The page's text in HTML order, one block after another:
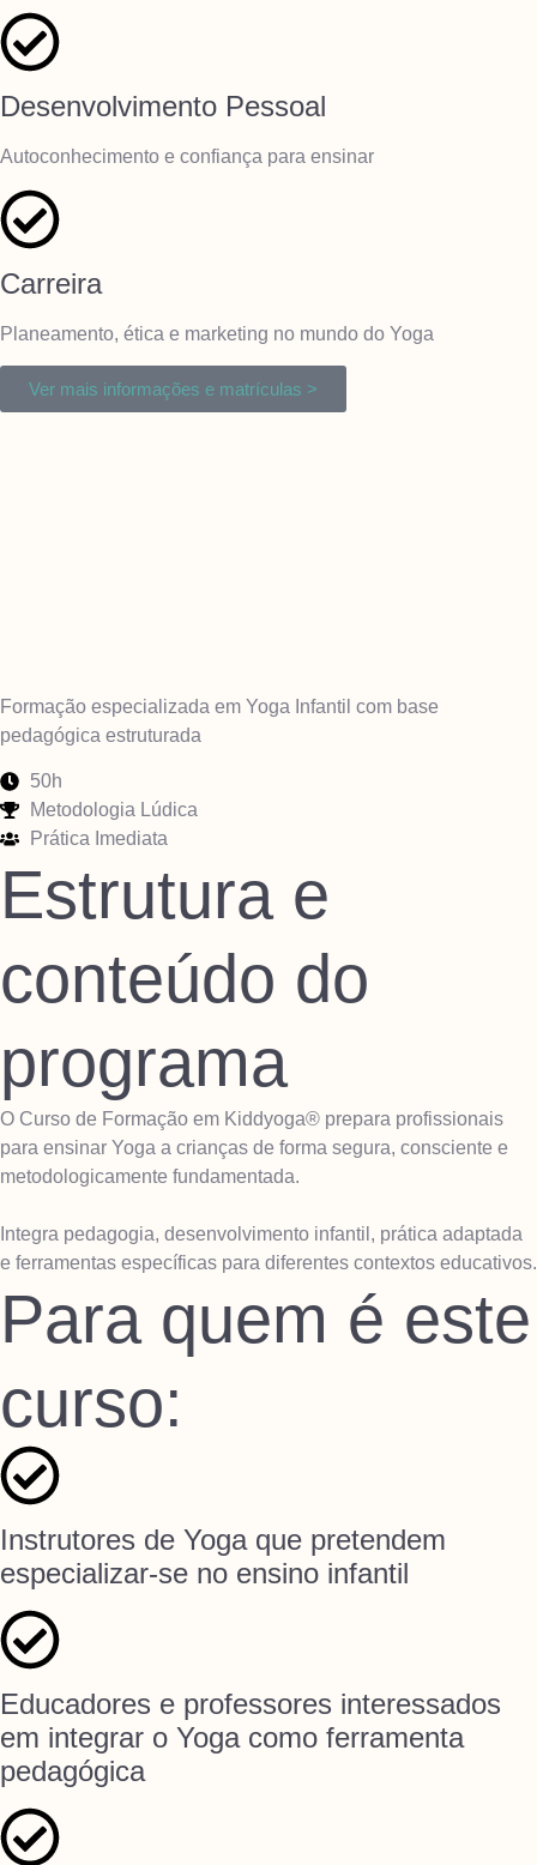
Desenvolvimento Pessoal
Autoconhecimento e confiança para ensinar
Carreira
Planeamento, ética e marketing no mundo do Yoga
Ver mais informações e matrículas >
Formação especializada em Yoga Infantil com base
pedagógica estruturada
50h
Metodologia Lúdica
Prática Imediata
Estrutura e
conteúdo do
programa
O Curso de Formação em Kiddyoga® prepara profissionais
para ensinar Yoga a crianças de forma segura, consciente e
metodologicamente fundamentada.
Integra pedagogia, desenvolvimento infantil, prática adaptada
e ferramentas específicas para diferentes contextos educativos.
Para quem é este
curso:
Instrutores de Yoga que pretendem
especializar-se no ensino infantil
Educadores e professores interessados
em integrar o Yoga como ferramenta
pedagógica